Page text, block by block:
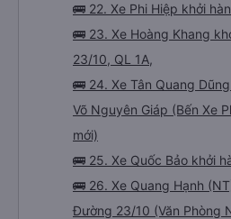
🚌 22. Xe Phi Hiệp khởi
🚌 23. Xe Hoàng Khang
23/10, QL 1A,
🚌 24. Xe Tân Quang
Võ Nguyên Giáp (Bến Xe
mới)
🚌 25. Xe Quốc Bảo khởi
🚌 26. Xe Quang Hạnh
Đường 23/10 (Văn Phòng